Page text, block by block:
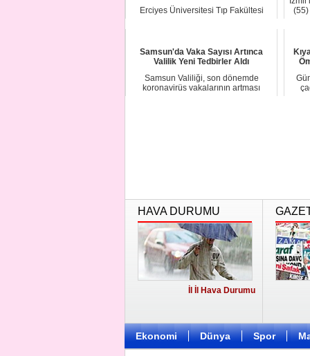
Erciyes Üniversitesi Tıp Fakültesi
(55)
Samsun'da Vaka Sayısı Artınca
Valilik Yeni Tedbirler Aldı
Samsun Valiliği, son dönemde
koronavirüs vakalarının artması
HAVA DURUMU
İl İl Hava Durumu
Ekonomi Dünya Spor